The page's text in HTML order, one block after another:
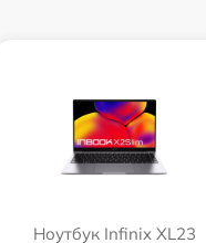
Ноутбук Infinix XL23